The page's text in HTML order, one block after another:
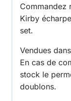
Commandez
Kirby
set.
Vendues
En cas de
stock le
doublons.